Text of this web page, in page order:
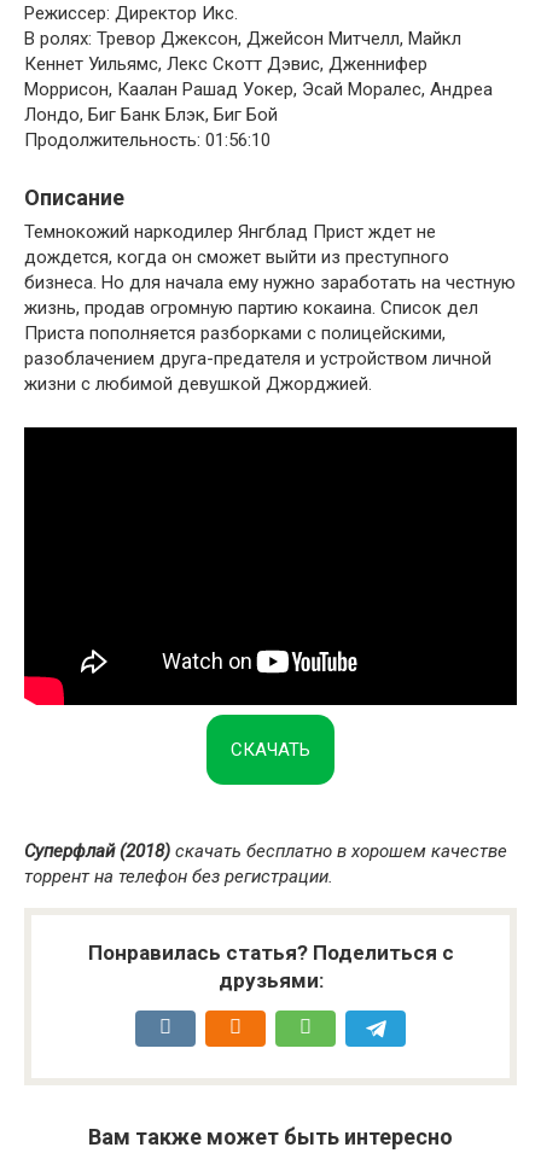
Режиссер: Директор Икс.
В ролях: Тревор Джексон, Джейсон Митчелл, Майкл
Кеннет Уильямс, Лекс Скотт Дэвис, Дженнифер
Моррисон, Каалан Рашад Уокер, Эсай Моралес, Андреа
Лондо, Биг Банк Блэк, Биг Бой
Продолжительность: 01:56:10
Описание
Темнокожий наркодилер Янгблад Прист ждет не
дождется, когда он сможет выйти из преступного
бизнеса. Но для начала ему нужно заработать на честную
жизнь, продав огромную партию кокаина. Список дел
Приста пополняется разборками с полицейскими,
разоблачением друга-предателя и устройством личной
жизни с любимой девушкой Джорджией.
СКАЧАТЬ
Суперфлай (2018) скачать бесплатно в хорошем качестве
торрент на телефон без регистрации.
Понравилась статья? Поделиться с
друзьями:
Вам также может быть интересно